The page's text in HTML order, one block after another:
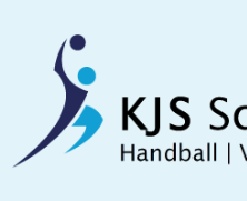
Schaffhausen